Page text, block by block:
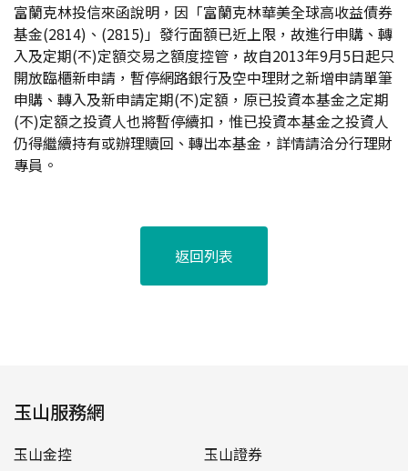
富蘭克林投信來函說明，因「富蘭克林華美全球高收益債券
基金(2814)、(2815)」發行面額已近上限，故進行申購、轉
入及定期(不)定額交易之額度控管，故自2013年9月5日起只
開放臨櫃新申請，暫停網路銀行及空中理財之新增申請單筆
申購、轉入及新申請定期(不)定額，原已投資本基金之定期
(不)定額之投資人也將暫停續扣，惟已投資本基金之投資人
仍得繼續持有或辦理贖回、轉出本基金，詳情請洽分行理財
專員。
返回列表
玉山服務網
玉山金控
玉山證券